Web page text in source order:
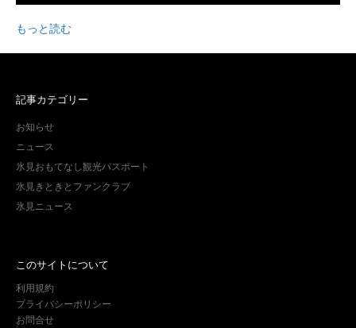
もっと読む
記事カテゴリー
お知らせ
ニュース
氷見おもてなし観光パスポート
氷見きときとファンクラブ
氷見ニュース
このサイトについて
利用規約
プライバシーポリシー
お問合せ